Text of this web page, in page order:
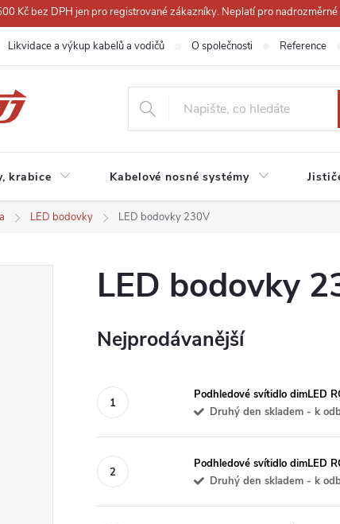
Kč bez DPH jen pro registrované zákazníky. Neplatí pro
Likvidace a výkup kabelů a vodičů O společnosti Reference
krabice Kabelové nosné systémy
LED bodovky LED bodovky 230V
LED bodovky
Nejprodávanější
Podhledové svítidlo dimLED
Druhý den skladem - k
Podhledové svítidlo dimLED
Druhý den skladem - k